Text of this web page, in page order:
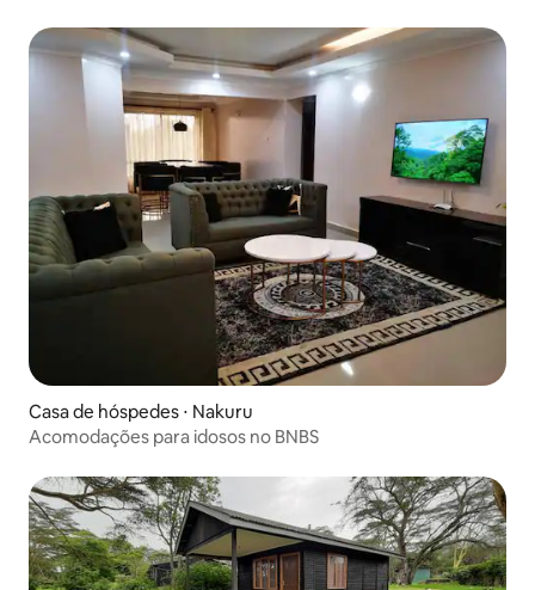
Casa de hóspedes ⋅ Nakuru
Acomodações para idosos no BNBS